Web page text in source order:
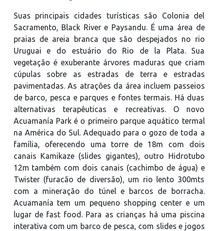
Suas principais cidades turísticas são Colonia del
Sacramento, Black River e Paysandu. É uma área de
praias de areia branca que são despejados no rio
Uruguai e do estuário do Rio de la Plata. Sua
vegetação é exuberante árvores maduras que criam
cúpulas sobre as estradas de terra e estradas
pavimentadas. As atrações da área incluem passeios
de barco, pesca e parques e fontes termais. Há duas
alternativas terapêuticas e recreativas. O novo
Acuamanía Park é o primeiro parque aquático termal
na América do Sul. Adequado para o gozo de toda a
família, oferecendo uma torre de 18m com dois
canais Kamikaze (slides gigantes), outro Hidrotubo
12m também com dois canais (cachimbo de água) e
Twister (furacão de diversão), um rio lento 300mts
com a mineração do túnel e barcos de borracha.
Acuamanía tem um pequeno shopping center e um
lugar de fast food. Para as crianças há uma piscina
interativa com um barco de pesca, com slides e jogos